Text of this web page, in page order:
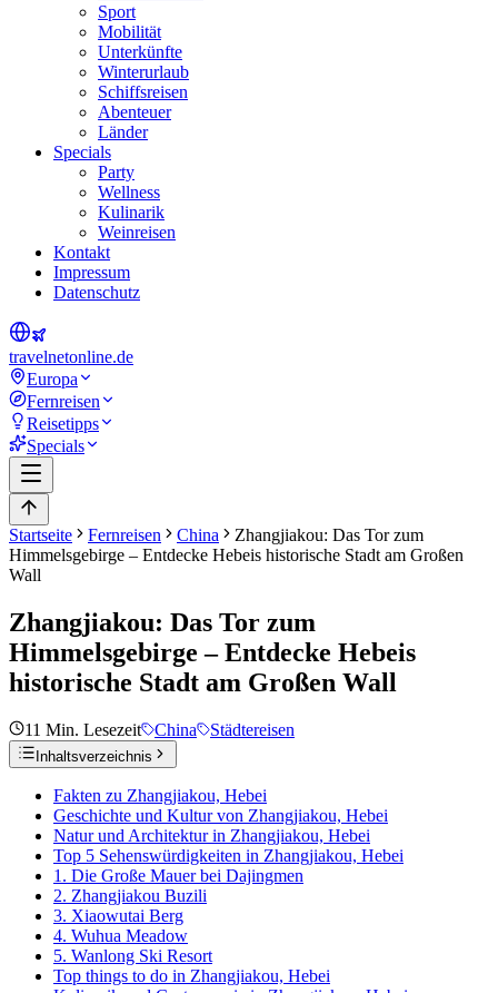
Sport
Mobilität
Unterkünfte
Winterurlaub
Schiffsreisen
Abenteuer
Länder
Specials
Party
Wellness
Kulinarik
Weinreisen
Kontakt
Impressum
Datenschutz
travelnetonline.de
Europa
Fernreisen
Reisetipps
Specials
Startseite Fernreisen China
Zhangjiakou: Das Tor zum
Himmelsgebirge – Entdecke Hebeis historische Stadt am Großen
Wall
Zhangjiakou: Das Tor zum
Himmelsgebirge – Entdecke Hebeis
historische Stadt am Großen Wall
11 Min. Lesezeit China Städtereisen
Inhaltsverzeichnis
Fakten zu Zhangjiakou, Hebei
Geschichte und Kultur von Zhangjiakou, Hebei
Natur und Architektur in Zhangjiakou, Hebei
Top 5 Sehenswürdigkeiten in Zhangjiakou, Hebei
1. Die Große Mauer bei Dajingmen
2. Zhangjiakou Buzili
3. Xiaowutai Berg
4. Wuhua Meadow
5. Wanlong Ski Resort
Top things to do in Zhangjiakou, Hebei